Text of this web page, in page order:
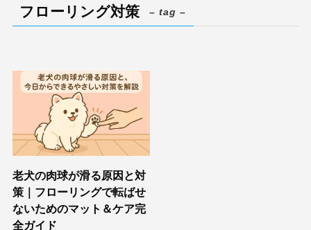
フローリング対策 – tag –
老犬の肉球が滑る原因と対
策｜フローリングで転ばせ
ないためのマット＆ケア完
全ガイド